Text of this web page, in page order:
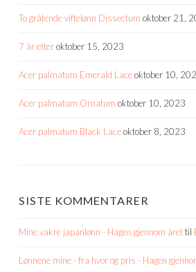
To gråtende viftelønn Dissectum oktober 21,
7 år etteroktober 15, 2023
Acer palmatum Emerald Laceoktober 10,
Acer palmatum Ornatum oktober 10, 2023
Acer palmatum Black Laceoktober 8, 2023
SISTE KOMMENTARER
Mine vakre japanlønn - Hagen gjennom årettil
Lønnene mine - fra hvor og pris - Hagen